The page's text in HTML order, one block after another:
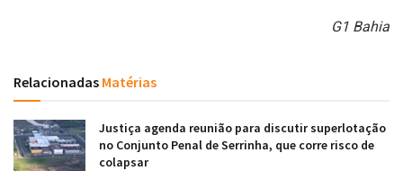
G1 Bahia
Relacionadas Matérias
Justiça agenda reunião para discutir superlotação
no Conjunto Penal de Serrinha, que corre risco de
colapsar